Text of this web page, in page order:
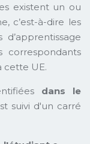
existent un ou
c’est-à-dire les
cette UE.
dans le
suivi d'un carré